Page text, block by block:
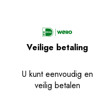
Veilige betaling
U kunt eenvoudig en
veilig betalen